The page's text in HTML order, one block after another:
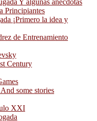
Principiantes
¡Primero la idea y
de Entrenamiento
Century
some stories
XXI